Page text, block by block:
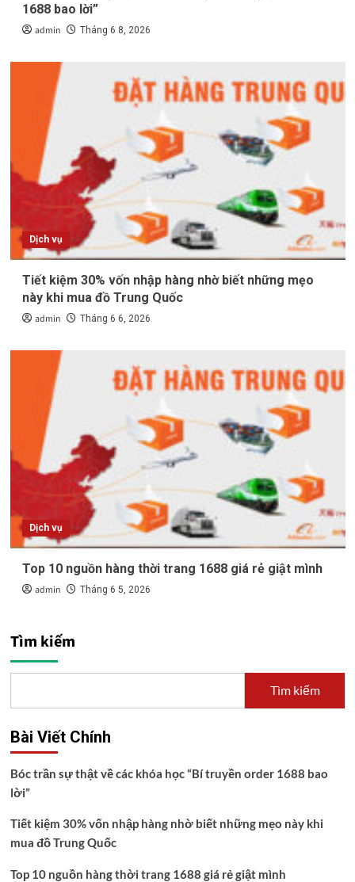
1688 bao lời”
admin Tháng 6 8, 2026
Dịch vụ
Tiết kiệm 30% vốn nhập hàng nhờ biết những mẹo
này khi mua đồ Trung Quốc
admin Tháng 6 6, 2026
Dịch vụ
Top 10 nguồn hàng thời trang 1688 giá rẻ giật mình
admin Tháng 6 5, 2026
Tìm kiếm
Tìm kiếm
Bài Viết Chính
Bóc trần sự thật về các khóa học “Bí truyền order 1688 bao
lời”
Tiết kiệm 30% vốn nhập hàng nhờ biết những mẹo này khi
mua đồ Trung Quốc
Top 10 nguồn hàng thời trang 1688 giá rẻ giật mình